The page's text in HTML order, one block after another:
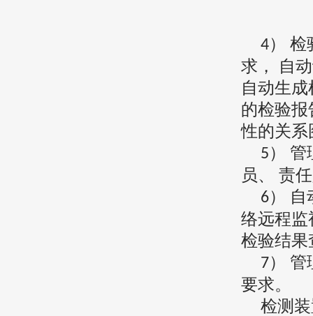
4）
求， 自
自动生
的检验
性的关系
5 ）
员、 责
6）
络远程监
检验结果
7）
要求。
检测